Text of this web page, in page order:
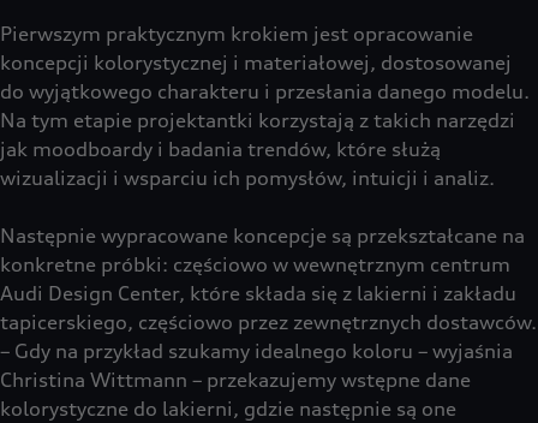
Pierwszym praktycznym krokiem jest opracowanie
koncepcji kolorystycznej i materiałowej, dostosowanej
do wyjątkowego charakteru i przesłania danego modelu.
Na tym etapie projektantki korzystają z takich narzędzi
jak moodboardy i badania trendów, które służą
wizualizacji i wsparciu ich pomysłów, intuicji i analiz.
Następnie wypracowane koncepcje są przekształcane na
konkretne próbki: częściowo w wewnętrznym centrum
Audi Design Center, które składa się z lakierni i zakładu
tapicerskiego, częściowo przez zewnętrznych dostawców.
– Gdy na przykład szukamy idealnego koloru – wyjaśnia
Christina Wittmann – przekazujemy wstępne dane
kolorystyczne do lakierni, gdzie następnie są one